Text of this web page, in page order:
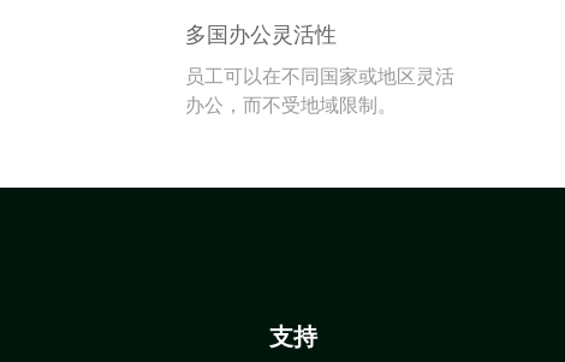
多国办公灵活性
员工可以在不同国家或地区灵活
办公，而不受地域限制。
支持